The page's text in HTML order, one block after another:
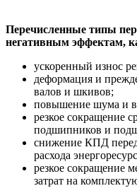
Перечисленные типы
негативным эффектам,
ускоренный износ
деформация и
валов и шкивов;
повышение шума и
резкое сокращение
подшипников и
снижение КПД
расхода
резкое сокращение
затрат на